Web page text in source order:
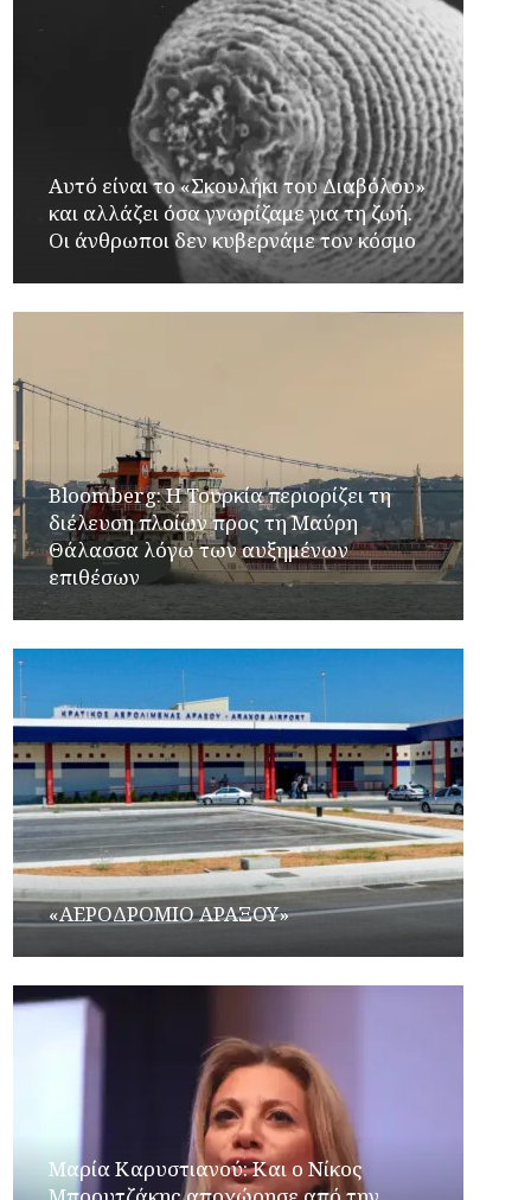
Αυτό είναι το «Σκουλήκι του Διαβόλου»
και αλλάζει όσα γνωρίζαμε για τη ζωή.
Οι άνθρωποι δεν κυβερνάμε τον κόσμο
Bloomberg: Η Τουρκία περιορίζει τη
διέλευση πλοίων προς τη Μαύρη
Θάλασσα λόγω των αυξημένων
επιθέσων
«ΑΕΡΟΔΡΟΜΙΟ ΑΡΑΞΟΥ»
Μαρία Καρυστιανού: Και ο Νίκος